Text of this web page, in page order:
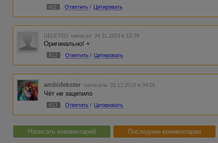
#11 Ответить / Цитировать
DELETED написал 24.11.2019 в 12:39
Оригинально! +
#12 Ответить / Цитировать
ambidekster написала 02.12.2019 в 04:56
Чёт не зацепило
#13 Ответить / Цитировать
Написать комментарий Последние комментарии